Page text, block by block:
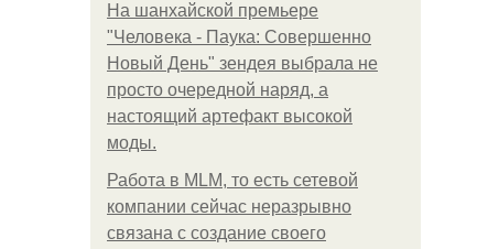
На шанхайской премьере
"Человека - Паука: Совершенно
Новый День" зендея выбрала не
просто очередной наряд, а
настоящий артефакт высокой
моды.
Работа в MLM, то есть сетевой
компании сейчас неразрывно
связана с создание своего